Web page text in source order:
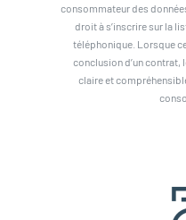
consommateur des
droit à s’inscrire sur la
téléphonique. Lorsque
conclusion d’un contrat,
claire et